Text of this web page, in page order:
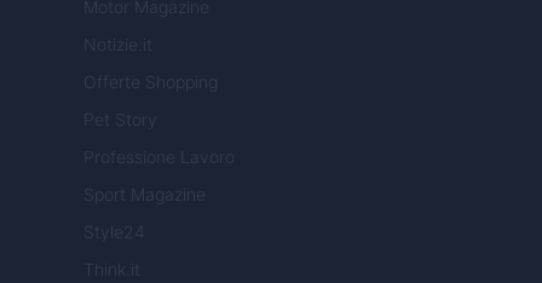
Motor Magazine
Notizie.it
Offerte Shopping
Pet Story
Professione Lavoro
Sport Magazine
Style24
Think.it